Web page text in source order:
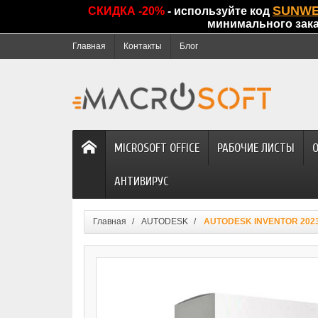
СКИДКА -20% - используйте код
минимального
Главная Контакты Блог
MICROSOFT OFFICE РАБОЧИЕ ЛИСТЫ
АНТИВИРУС
Главная AUTODESK AUTODESK INVENTOR